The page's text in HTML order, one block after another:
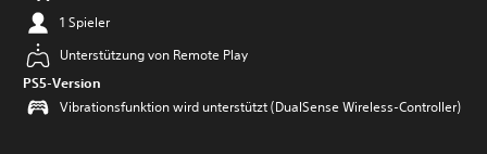
1 Spieler
Unterstützung von Remote Play
PS5-Version
Vibrationsfunktion wird unterstützt (DualSense Wireless-Controller)